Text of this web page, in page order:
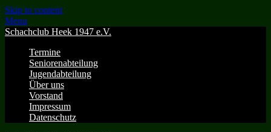
Skip to content
Menu
Schachclub Heek 1947 e.V.
Termine
Seniorenabteilung
Jugendabteilung
Über uns
Vorstand
Impressum
Datenschutz